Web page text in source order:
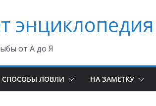
от А до Я
СПОСОБЫ ЛОВЛИ НА ЗАМЕТКУ